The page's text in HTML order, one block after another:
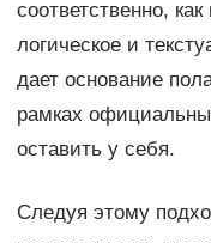
соответственно,
логическое и
дает основание
рамках
оставить у себя.
Следуя этому